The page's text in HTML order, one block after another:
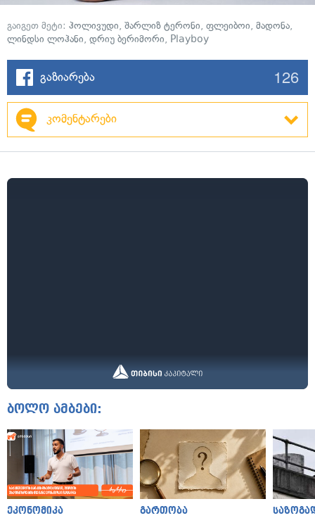
გაიგეთ მეტი: ჰოლივუდი, შარლიზ ტერონი, ფლეიბოი, მადონა,
ლინდსი ლოჰანი, დრიუ ბერიმორი, Playboy
გაზიარება 126
კომენტარები
ბოლო ამბები:
ეკონომიკა გართობა